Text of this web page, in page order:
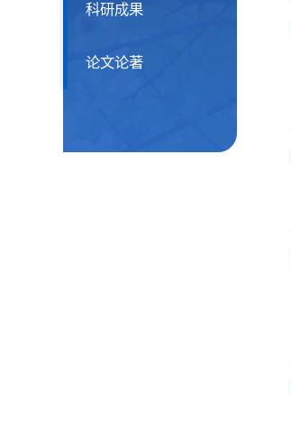
科研成果
论文论著